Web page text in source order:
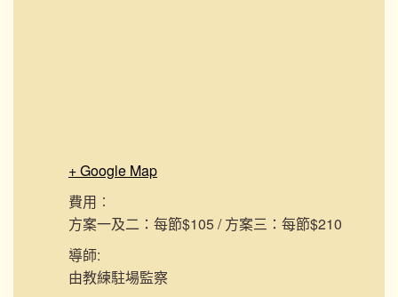
+ Google Map
費用︰
方案一及二：每節$105 / 方案三：每節$210
導師:
由教練駐場監察